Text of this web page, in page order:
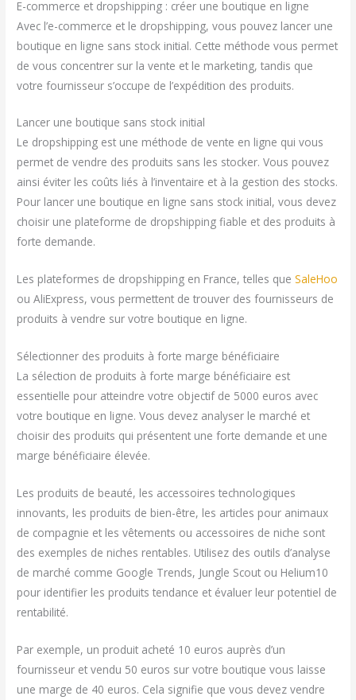
E-commerce et dropshipping : créer une boutique en ligne
Avec l’e-commerce et le dropshipping, vous pouvez lancer une
boutique en ligne sans stock initial. Cette méthode vous permet
de vous concentrer sur la vente et le marketing, tandis que
votre fournisseur s’occupe de l’expédition des produits.
Lancer une boutique sans stock initial
Le dropshipping est une méthode de vente en ligne qui vous
permet de vendre des produits sans les stocker. Vous pouvez
ainsi éviter les coûts liés à l’inventaire et à la gestion des stocks.
Pour lancer une boutique en ligne sans stock initial, vous devez
choisir une plateforme de dropshipping fiable et des produits à
forte demande.
Les plateformes de dropshipping en France, telles queSaleHoo
ou AliExpress, vous permettent de trouver des fournisseurs de
produits à vendre sur votre boutique en ligne.
Sélectionner des produits à forte marge bénéficiaire
La sélection de produits à forte marge bénéficiaire est
essentielle pour atteindre votre objectif de 5000 euros avec
votre boutique en ligne. Vous devez analyser le marché et
choisir des produits qui présentent une forte demande et une
marge bénéficiaire élevée.
Les produits de beauté, les accessoires technologiques
innovants, les produits de bien-être, les articles pour animaux
de compagnie et les vêtements ou accessoires de niche sont
des exemples de niches rentables. Utilisez des outils d’analyse
de marché comme Google Trends, Jungle Scout ou Helium10
pour identifier les produits tendance et évaluer leur potentiel de
rentabilité.
Par exemple, un produit acheté 10 euros auprès d’un
fournisseur et vendu 50 euros sur votre boutique vous laisse
une marge de 40 euros. Cela signifie que vous devez vendre